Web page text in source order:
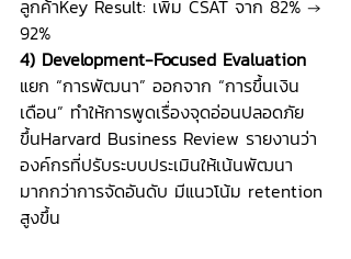
ลูกค้าKey Result: เพิ่ม CSAT จาก 82% →
92%
4) Development-Focused Evaluation
แยก “การพัฒนา” ออกจาก “การขึ้นเงิน
เดือน” ทำให้การพูดเรื่องจุดอ่อนปลอดภัย
ขึ้นHarvard Business Review รายงานว่า
องค์กรที่ปรับระบบประเมินให้เน้นพัฒนา
มากกว่าการจัดอันดับ มีแนวโน้ม retention
สูงขึ้น